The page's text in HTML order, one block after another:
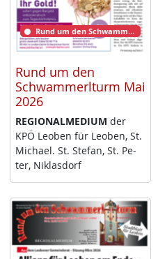
Rund um den Schwammerlturm
Rund um den
Schwammerlturm Mai
2026
RE­GIO­NAL­ME­DI­UM der
KPÖ Leo­ben für Leo­ben, St.
Mi­cha­el. St. Ste­fan, St. Pe­
ter, Niklas­dorf